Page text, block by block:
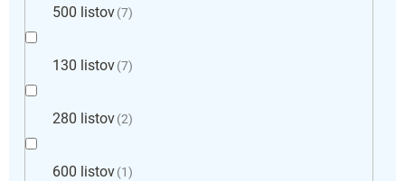
500 listov 7
130 listov 7
280 listov 2
600 listov 1